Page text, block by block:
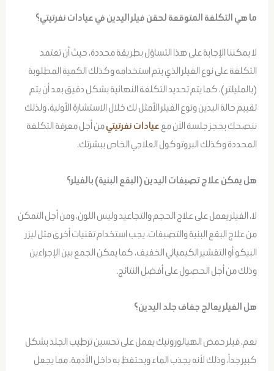
ما هي التكلفة المتوقعة لحقن فيلر اليدين في عيادات نفرتيتي؟
لا يمكننا الإجابة على هذا التساؤل بطريقة محددة، حيث أن تعتمد
التكلفة على نوع الفيلر الذي يتم استخدامه وكذلك الكمية المطلوبة
(بالمليلتر)، كما يتم تحديد التكلفة النهائية بشكل دقيق بعد أن يتم
تقييم حالة اليدين ونوع الفيلر الأمثل لك خلال الاستشارة الأولية، ولذلك
ننصحك بحجز جلسة الآن مععيادات نفرتيتيمن أجل معرفة التكلفة
المحددة وكذلك البروتوكول العلاجي الخاص ببشرتك.
هل يمكن علاج تصبغات اليدين (البقع البنية) بالفيلر؟
لا، الفيلر يعمل على علاج الحجم والتجاعيد وليس اللون، ومن أجل التمكن
من علاج البقع البنية والتصبغات، يجب استخدام تقنيات أخرى مثل ليزر
البيكو أو التقشير الكيميائي الخفيف، كما يمكن الجمع بين الإجراءين
وذلك من أجل الحصول على أفضل النتائج.
هل الفيلر يعالج جفاف جلد اليدين؟
نعم، فيلر حمض الهيالورونيك يعمل على تحسين ترطيب الجلد بشكل
كبير جداً، وذلك لأنه يجذب الماء ويحتفظ به داخل الأدمة، مما يجعل